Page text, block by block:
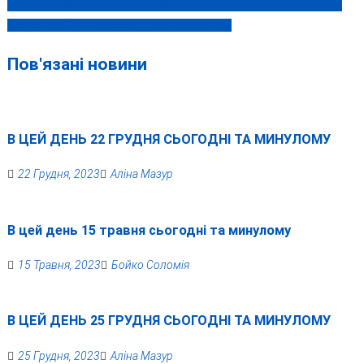
записів
Пов'язані новини
В ЦЕЙ ДЕНЬ 22 ГРУДНЯ СЬОГОДНІ ТА МИНУЛОМУ
22 Грудня, 2023 Аліна Мазур
В цей день 15 травня сьогодні та минулому
15 Травня, 2023 Бойко Соломія
В ЦЕЙ ДЕНЬ 25 ГРУДНЯ СЬОГОДНІ ТА МИНУЛОМУ
25 Грудня, 2023 Аліна Мазур